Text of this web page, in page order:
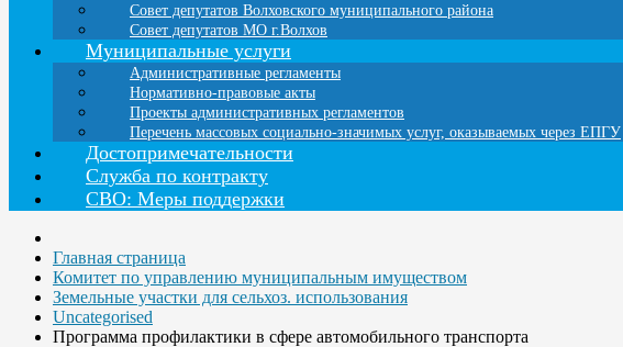
Совет депутатов Волховского муниципального района
Совет депутатов МО г.Волхов
Муниципальные услуги
Административные регламенты
Нормативно-правовые акты
Проекты административных регламентов
Перечень массовых социально-значимых услуг, оказываемых через ЕПГУ
Достопримечательности
Служба по контракту
СВО: Меры поддержки
Главная страница
Комитет по управлению муниципальным имуществом
Земельные участки для сельхоз. использования
Uncategorised
Программа профилактики в сфере автомобильного транспорта